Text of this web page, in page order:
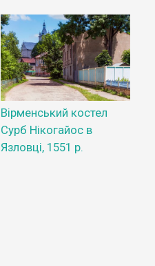
Вірменський костел
Сурб Нікогайос в
Язловці, 1551 р.